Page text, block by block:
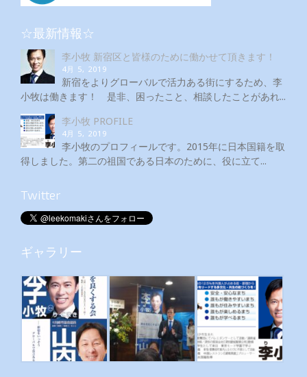
☆最新情報☆
李小牧 新宿区と皆様のために働かせて頂きます！
4月 5, 2019
新宿をよりグローバルで活力ある街にするため、李
小牧は働きます！ 是非、困ったこと、相談したことがあれ...
李小牧 PROFILE
4月 5, 2019
李小牧のプロフィールです。2015年に日本国籍を取
得しました。第二の祖国である日本のために、役に立て...
Twitter
ギャラリー